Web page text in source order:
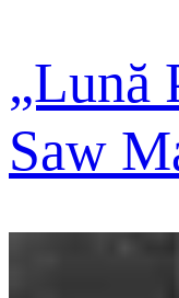
„Lună
Saw